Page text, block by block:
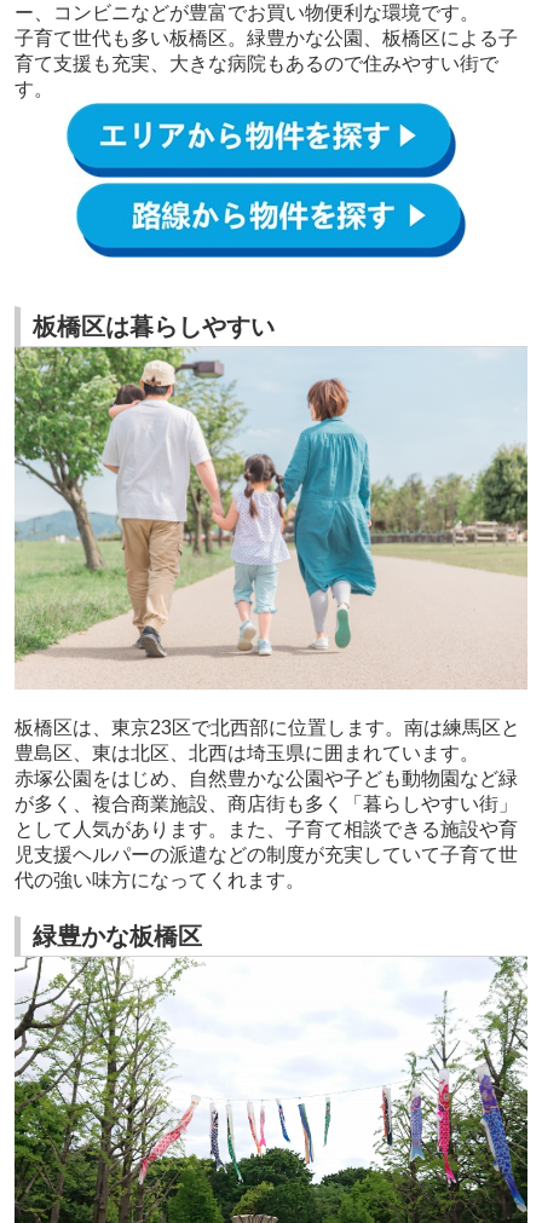
ー、コンビニなどが豊富でお買い物便利な環境です。
子育て世代も多い板橋区。緑豊かな公園、板橋区による子
育て支援も充実、大きな病院もあるので住みやすい街で
す。
板橋区は暮らしやすい
板橋区は、東京23区で北西部に位置します。南は練馬区と
豊島区、東は北区、北西は埼玉県に囲まれています。
赤塚公園をはじめ、自然豊かな公園や子ども動物園など緑
が多く、複合商業施設、商店街も多く「暮らしやすい街」
として人気があります。また、子育て相談できる施設や育
児支援ヘルパーの派遣などの制度が充実していて子育て世
代の強い味方になってくれます。
緑豊かな板橋区